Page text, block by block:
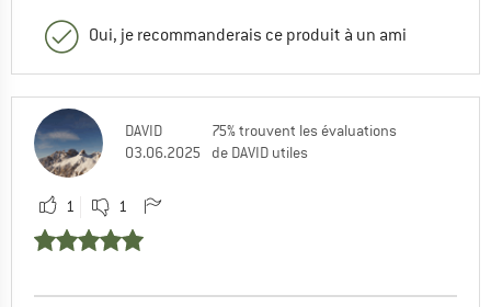
Oui, je recommanderais ce produit à un ami
DAVID
03.06.2025
75% trouvent les évaluations
de DAVID utiles
1 1